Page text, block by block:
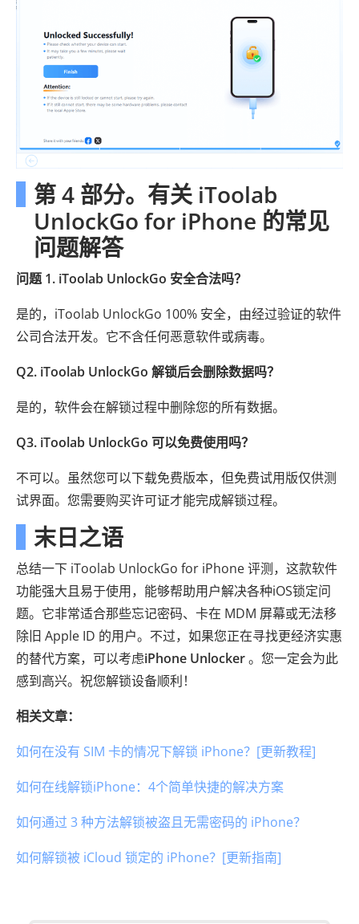
第 4 部分。有关 iToolab
UnlockGo for iPhone 的常见
问题解答
问题 1. iToolab UnlockGo 安全合法吗？
是的，iToolab UnlockGo 100% 安全，由经过验证的软件
公司合法开发。它不含任何恶意软件或病毒。
Q2. iToolab UnlockGo 解锁后会删除数据吗？
是的，软件会在解锁过程中删除您的所有数据。
Q3. iToolab UnlockGo 可以免费使用吗？
不可以。虽然您可以下载免费版本，但免费试用版仅供测
试界面。您需要购买许可证才能完成解锁过程。
末日之语
总结一下 iToolab UnlockGo for iPhone 评测，这款软件
功能强大且易于使用，能够帮助用户解决各种iOS锁定问
题。它非常适合那些忘记密码、卡在 MDM 屏幕或无法移
除旧 Apple ID 的用户。不过，如果您正在寻找更经济实惠
的替代方案，可以考虑iPhone Unlocker。您一定会为此
感到高兴。祝您解锁设备顺利！
相关文章：
如何在没有 SIM 卡的情况下解锁 iPhone？[更新教程]
如何在线解锁iPhone：4个简单快捷的解决方案
如何通过 3 种方法解锁被盗且无需密码的 iPhone？
如何解锁被 iCloud 锁定的 iPhone？[更新指南]